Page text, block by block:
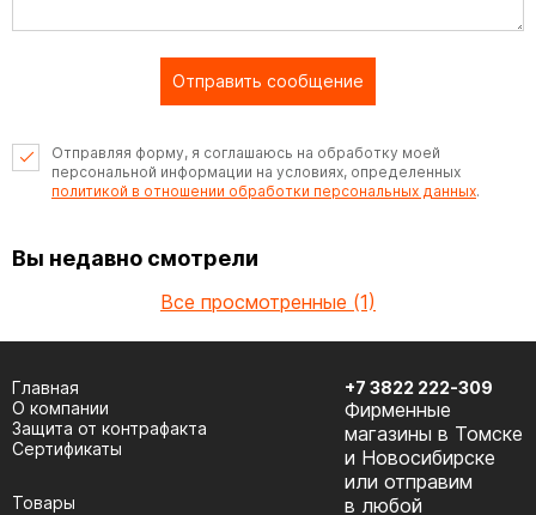
Отправить сообщение
Отправляя форму, я соглашаюсь на обработку моей
персональной информации на условиях, определенных
политикой в отношении обработки персональных данных.
Вы недавно смотрели
Все просмотренные (1)
Главная
О компании
Защита от контрафакта
Сертификаты
Товары
+7 3822 222-309
Фирменные
магазины в Томске
и Новосибирске
или отправим
в любой